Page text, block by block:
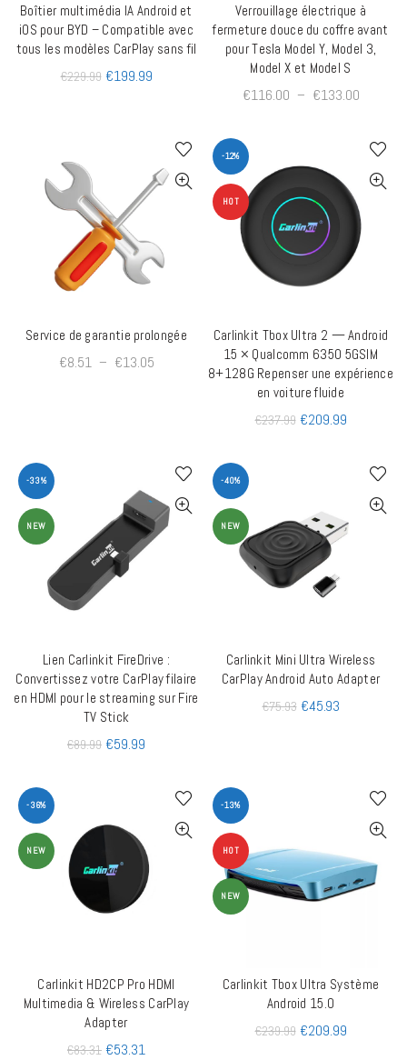
AJOUTER AU PANIER
Boîtier multimédia IA Android et
iOS pour BYD – Compatible avec
tous les modèles CarPlay sans fil
€229.99 €199.99
QUICK SHOP
Verrouillage électrique à
fermeture douce du coffre avant
pour Tesla Model Y, Model 3,
Model X et Model S
€116.00 – €133.00
QUICK SHOP
Service de garantie prolongée
€8.51 – €13.05
-12%
HOT
AJOUTER AU PANIER
Carlinkit Tbox Ultra 2 — Android
15 × Qualcomm 6350 5GSIM
8+128G Repenser une expérience
en voiture fluide
€237.99 €209.99
-33%
NEW
AJOUTER AU PANIER
Lien Carlinkit FireDrive :
Convertissez votre CarPlay filaire
en HDMI pour le streaming sur Fire
TV Stick
€89.99 €59.99
-40%
NEW
AJOUTER AU PANIER
Carlinkit Mini Ultra Wireless
CarPlay Android Auto Adapter
€75.93 €45.93
-36%
NEW
AJOUTER AU PANIER
Carlinkit HD2CP Pro HDMI
Multimedia & Wireless CarPlay
Adapter
€83.31 €53.31
-13%
HOT
NEW
AJOUTER AU PANIER
Carlinkit Tbox Ultra Système
Android 15.0
€239.99 €209.99